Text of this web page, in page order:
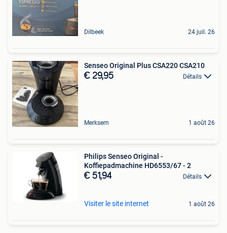
Dilbeek 24 juil. 26
Senseo Original Plus CSA220 CSA210
€ 29,95 Détails
Merksem 1 août 26
Philips Senseo Original -
Koffiepadmachine HD6553/67 - 2
€ 51,94 Détails
Visiter le site internet 1 août 26